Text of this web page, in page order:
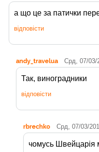
а що це за патички
відповісти
andy_travelua Срд, 07/03/
Так, виноградники
відповісти
rbrechko Срд, 07/03/
чомусь Швейцарія